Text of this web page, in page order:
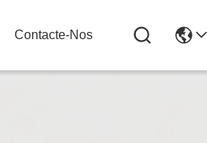
Contacte-Nos